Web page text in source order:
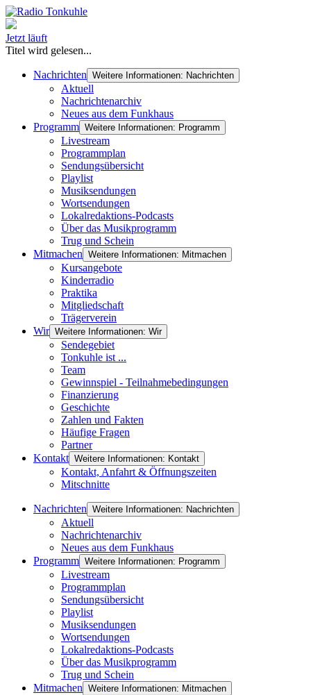
Jetzt läuft
Titel wird gelesen...
Nachrichten Weitere Informationen: Nachrichten
Aktuell
Nachrichtenarchiv
Neues aus dem Funkhaus
Programm Weitere Informationen: Programm
Livestream
Programmplan
Sendungsübersicht
Playlist
Musiksendungen
Wortsendungen
Lokalredaktions-Podcasts
Über das Musikprogramm
Trug und Schein
Mitmachen Weitere Informationen: Mitmachen
Kursangebote
Kinderradio
Praktika
Mitgliedschaft
Trägerverein
Wir Weitere Informationen: Wir
Sendegebiet
Tonkuhle ist ...
Team
Gewinnspiel - Teilnahmebedingungen
Finanzierung
Geschichte
Zahlen und Fakten
Häufige Fragen
Partner
Kontakt Weitere Informationen: Kontakt
Kontakt, Anfahrt & Öffnungszeiten
Mitschnitte
Nachrichten Weitere Informationen: Nachrichten
Aktuell
Nachrichtenarchiv
Neues aus dem Funkhaus
Programm Weitere Informationen: Programm
Livestream
Programmplan
Sendungsübersicht
Playlist
Musiksendungen
Wortsendungen
Lokalredaktions-Podcasts
Über das Musikprogramm
Trug und Schein
Mitmachen Weitere Informationen: Mitmachen